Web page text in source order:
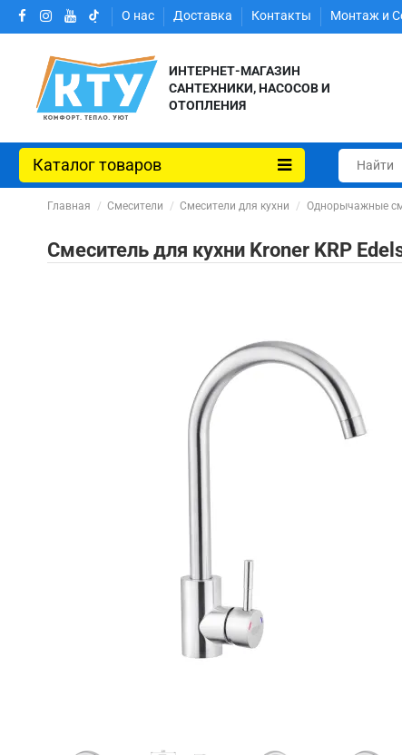
О нас Доставка Контакты Монтаж и
ИНТЕРНЕТ-МАГАЗИН
САНТЕХНИКИ, НАСОСОВ И
ОТОПЛЕНИЯ
Каталог товаров
Главная Смесители Смесители для кухни Однорычажные
Смеситель для кухни Kroner KRP